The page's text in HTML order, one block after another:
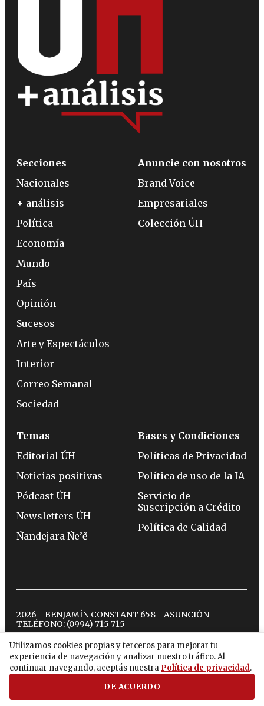
Utilizamos cookies propias y terceros para mejorar tu
experiencia de navegación y analizar nuestro tráfico. Al
continuar navegando, aceptás nuestra Política de privacidad.
DE ACUERDO
Secciones
Nacionales
+ análisis
Política
Economía
Mundo
País
Opinión
Sucesos
Arte y Espectáculos
Interior
Correo Semanal
Sociedad
Anuncie con nosotros
Brand Voice
Empresariales
Colección ÚH
Temas
Editorial ÚH
Noticias positivas
Pódcast ÚH
Newsletters ÚH
Ñandejara Ñe’ẽ
Bases y Condiciones
Políticas de Privacidad
Política de uso de la IA
Servicio de
Suscripción a Crédito
Política de Calidad
2026 - BENJAMÍN CONSTANT 658 - ASUNCIÓN -
TELÉFONO: (0994) 715 715
twitterinstagram
facebook
tiktokyoutubespotify